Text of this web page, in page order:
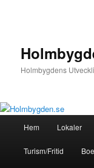
Holmbygdens
Hem Lokaler
Turism/Fritid